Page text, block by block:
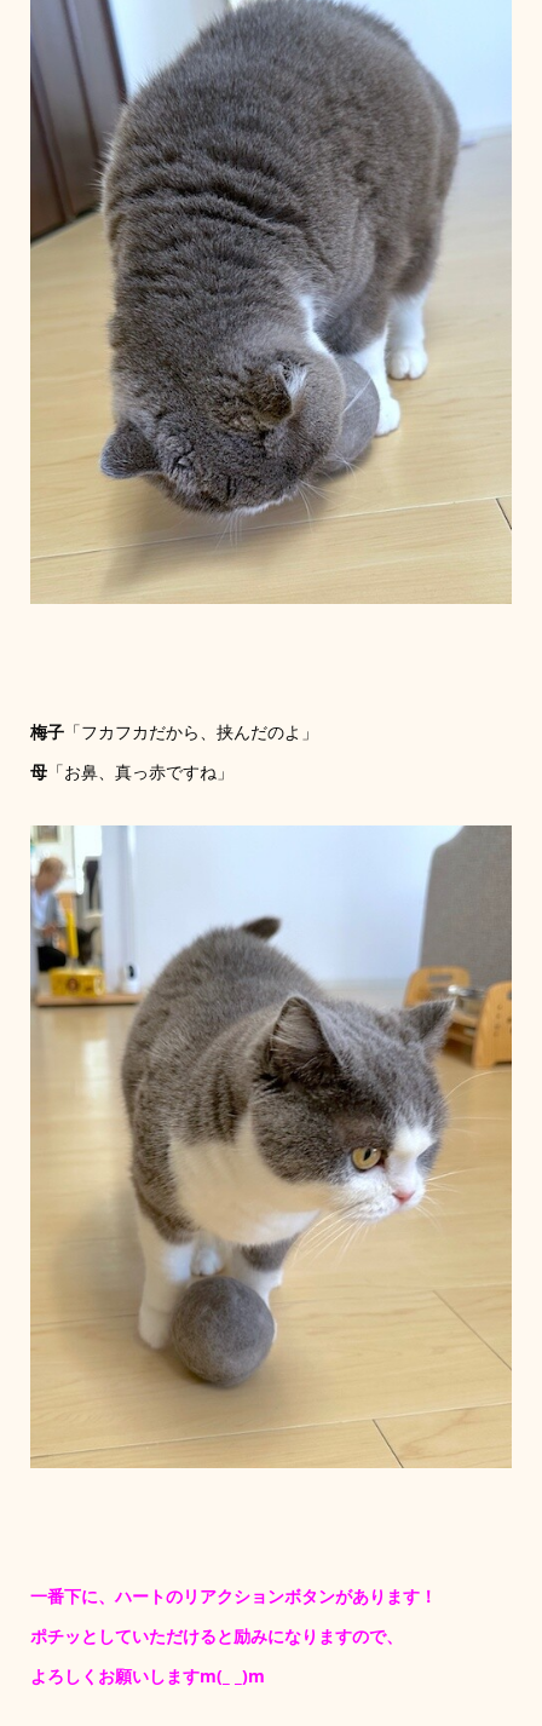
梅子「フカフカだから、挟んだのよ」
母「お鼻、真っ赤ですね」
一番下に、ハートのリアクションボタンがあります！
ポチッとしていただけると励みになりますので、
よろしくお願いしますm(_ _)m